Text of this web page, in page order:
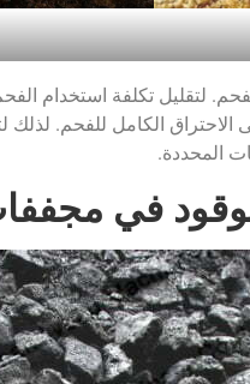
لتقليل تكلفة استخدام
الكامل للفحم.
المحددة.
في